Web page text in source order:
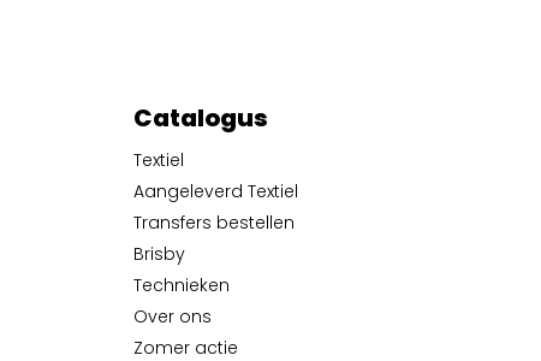
Catalogus
Textiel
Aangeleverd Textiel
Transfers bestellen
Brisby
Technieken
Over ons
Zomer actie